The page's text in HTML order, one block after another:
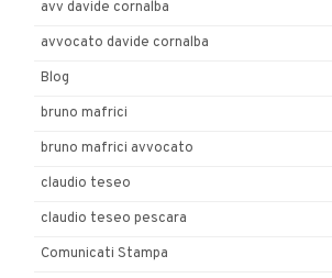
avv davide cornalba
avvocato davide cornalba
Blog
bruno mafrici
bruno mafrici avvocato
claudio teseo
claudio teseo pescara
Comunicati Stampa